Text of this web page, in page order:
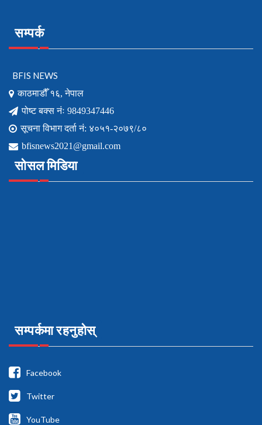
सम्पर्क
BFIS NEWS
काठमाडौँ १६, नेपाल
पोष्ट बक्स नंः 9849347446
सूचना विभाग दर्ता नं: ४०५१-२०७९/८०
bfisnews2021@gmail.com
सोसल मिडिया
सम्पर्कमा रहनुहोस्
Facebook
Twitter
YouTube